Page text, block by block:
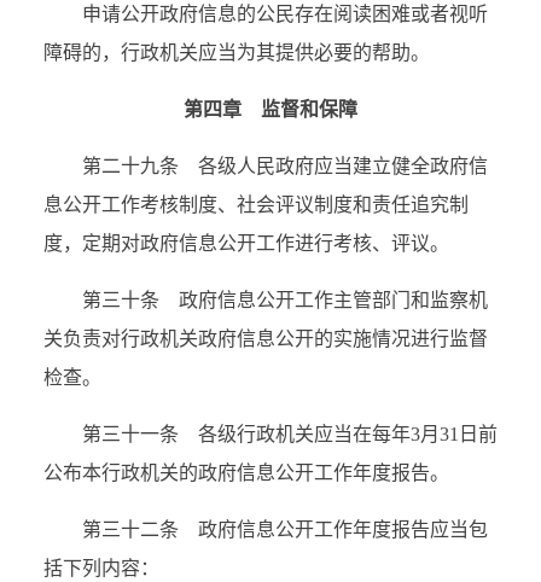
申请公开政府信息的公民存在阅读困难或者视听
障碍的，行政机关应当为其提供必要的帮助。
第四章 监督和保障
第二十九条 各级人民政府应当建立健全政府信
息公开工作考核制度、社会评议制度和责任追究制
度，定期对政府信息公开工作进行考核、评议。
第三十条 政府信息公开工作主管部门和监察机
关负责对行政机关政府信息公开的实施情况进行监督
检查。
第三十一条 各级行政机关应当在每年3月 31 日前
公布本行政机关的政府信息公开工作年度报告。
第三十二条 政府信息公开工作年度报告应当包
括下列内容：